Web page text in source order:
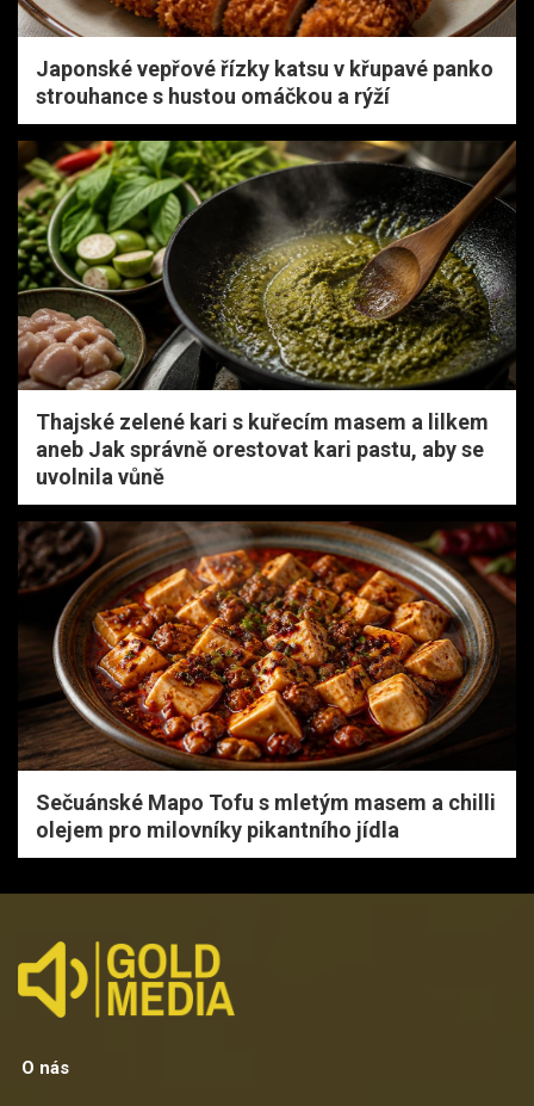
Japonské vepřové řízky katsu v křupavé panko
strouhance s hustou omáčkou a rýží
Thajské zelené kari s kuřecím masem a lilkem
aneb Jak správně orestovat kari pastu, aby se
uvolnila vůně
Sečuánské Mapo Tofu s mletým masem a chilli
olejem pro milovníky pikantního jídla
O nás